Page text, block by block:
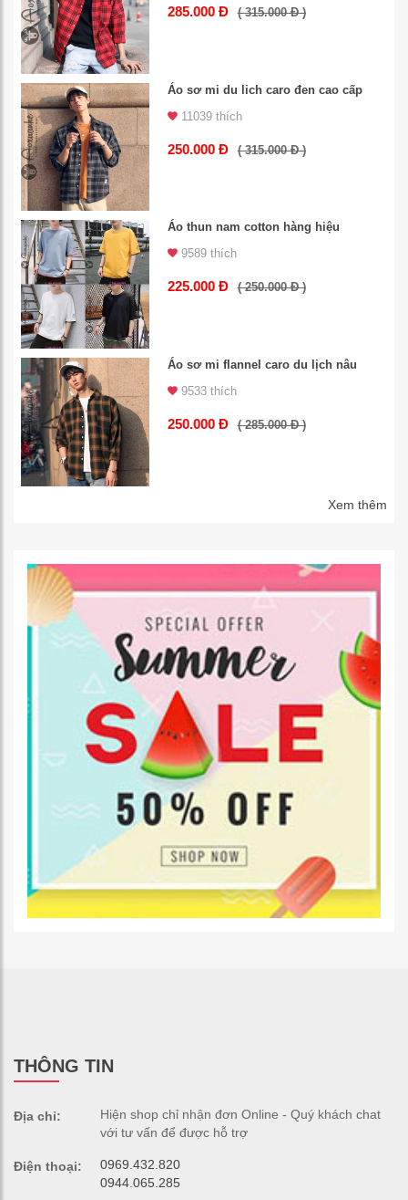
285.000 Đ ( 315.000 Đ )
Áo sơ mi du lich caro đen cao cấp
11039 thích
250.000 Đ ( 315.000 Đ )
Áo thun nam cotton hàng hiệu
9589 thích
225.000 Đ ( 250.000 Đ )
Áo sơ mi flannel caro du lịch nâu
9533 thích
250.000 Đ ( 285.000 Đ )
Xem thêm
THÔNG TIN
Địa chỉ:
Hiện shop chỉ nhận đơn Online - Quý khách chat
với tư vấn để được hỗ trợ
Điện thoại:
0969.432.820
0944.065.285